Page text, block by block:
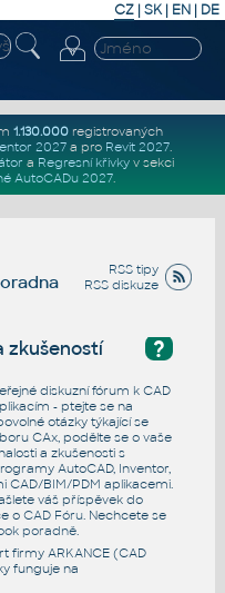
CZ | SK| EN | DE
1.130.000registrovaných
2027a pro Revit 2027.
a Regresní křivkyv sekci
AutoCADu 2027.
RSS tipy
RSS diskuze
?
zkušeností
diskuzní fórum k CAD
- ptejte se na
otázky týkající se
CAx, podělte se o vaše
a zkušenosti s
AutoCAD, Inventor,
CAD/BIM/PDM aplikacemi.
váš příspěvek do
o CAD Fóru. Nechcete se
poradně.
firmy ARKANCE (CAD
funguje na